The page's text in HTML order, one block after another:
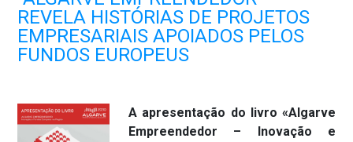
REVELA HISTÓRIAS DE PROJETOS
EMPRESARIAIS APOIADOS PELOS
FUNDOS EUROPEUS
A apresentação do livro «Algarve
Empreendedor – Inovação e